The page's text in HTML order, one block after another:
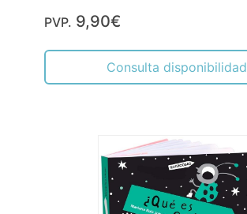
PVP. 9,90€
Consulta disponibilidad